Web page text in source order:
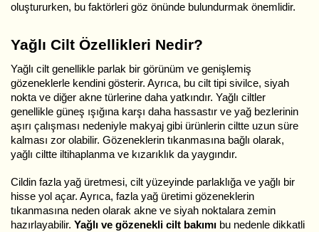
oluştururken, bu faktörleri göz önünde bulundurmak önemlidir.
Yağlı Cilt Özellikleri Nedir?
Yağlı cilt genellikle parlak bir görünüm ve genişlemiş
gözeneklerle kendini gösterir. Ayrıca, bu cilt tipi sivilce, siyah
nokta ve diğer akne türlerine daha yatkındır. Yağlı ciltler
genellikle güneş ışığına karşı daha hassastır ve yağ bezlerinin
aşırı çalışması nedeniyle makyaj gibi ürünlerin ciltte uzun süre
kalması zor olabilir. Gözeneklerin tıkanmasına bağlı olarak,
yağlı ciltte iltihaplanma ve kızarıklık da yaygındır.
Cildin fazla yağ üretmesi, cilt yüzeyinde parlaklığa ve yağlı bir
hisse yol açar. Ayrıca, fazla yağ üretimi gözeneklerin
tıkanmasına neden olarak akne ve siyah noktalara zemin
hazırlayabilir. Yağlı ve gözenekli cilt bakımı bu nedenle dikkatli